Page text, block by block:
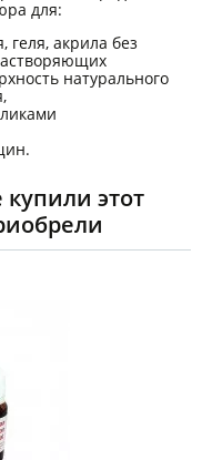
для:
геля, акрила без
натурального
этот